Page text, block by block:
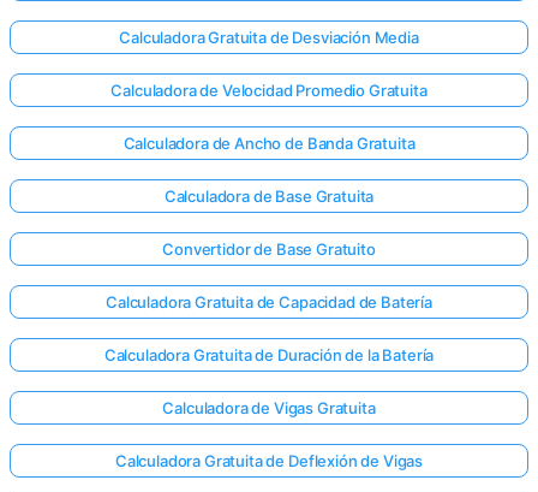
no
su
primera
Calculadora Gratuita de Desviación Media
Calculadora de Velocidad Promedio Gratuita
Calculadora de Ancho de Banda Gratuita
Calculadora de Base Gratuita
Convertidor de Base Gratuito
Calculadora Gratuita de Capacidad de Batería
Calculadora Gratuita de Duración de la Batería
Calculadora de Vigas Gratuita
Calculadora Gratuita de Deflexión de Vigas